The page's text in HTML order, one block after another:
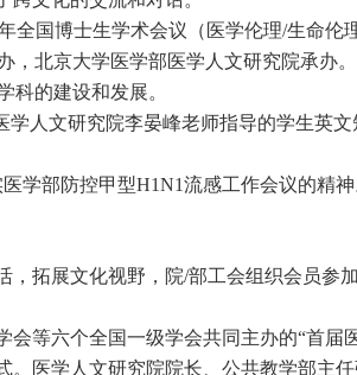
国博士生学术会议（医学伦理/生命伦
北京大学医学部医学人文研究院承办
科的建设和发展。
人文研究院李晏峰老师指导的学生英
学部防控甲型H1N1流感工作会议的精神
拓展文化视野，院/部工会组织会员参
等六个全国一级学会共同主办的“首届
医学人文研究院院长、公共教学部主